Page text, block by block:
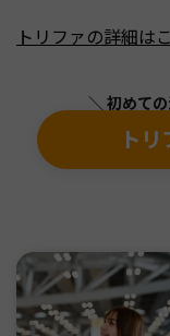
トリファの詳細は
＼ 初めて
ト